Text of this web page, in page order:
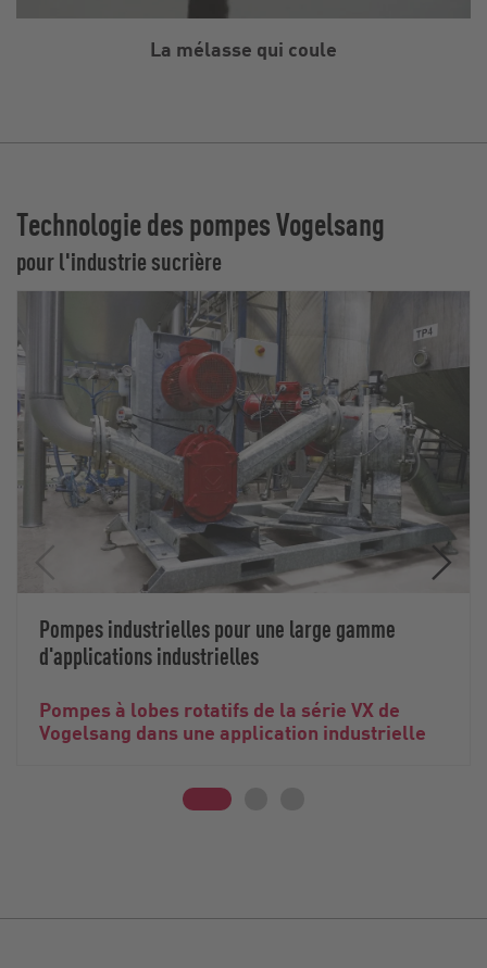
La mélasse qui coule
Technologie des pompes Vogelsang
pour l'industrie sucrière
Pompes industrielles pour une large gamme
d'applications industrielles
Pompes à lobes rotatifs de la série VX de
Vogelsang dans une application industrielle